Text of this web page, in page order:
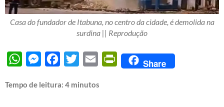
Casa do fundador de Itabuna, no centro da cidade, é demolida na
surdina || Reprodução
WhatsAppMessengerFacebook
Twitter Email PrintFriendly
Share
Tempo de leitura: 4 minutos